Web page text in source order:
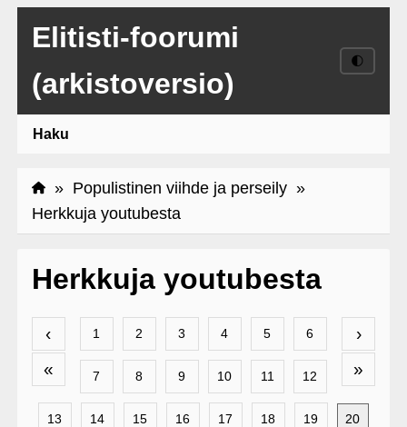
Elitisti-foorumi
(arkistoversio)
🌓
Haku
» Populistinen viihde ja perseily»
Herkkuja youtubesta
Herkkuja youtubesta
‹
«
›
»
1 2 3 4 5 6
7 8 9 10 11 12
13 14 15 16 17 18 19 20